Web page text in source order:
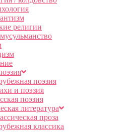
религии
поэзия
и поэзия
поэзия
литература
проза
классика